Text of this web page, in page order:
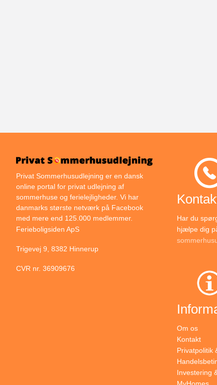
Privat Sommerhusudlejning er en dansk
online portal for privat udlejning af
sommerhuse og ferielejligheder. Vi har
danmarks største netværk på Facebook
med mere end 125.000 medlemmer.
Ferieboligsiden ApS
Trigevej 9, 8382 Hinnerup
CVR nr. 36909676
Har du
hjælpe dig
Om os
Kontakt
Privatpolitik
Investering